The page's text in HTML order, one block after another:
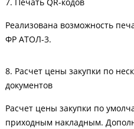
7. Печать QR-кодов
Реализована возможность
ФР АТОЛ-3.
8. Расчет цены закупки по
документов
Расчет цены закупки по
приходным накладным.